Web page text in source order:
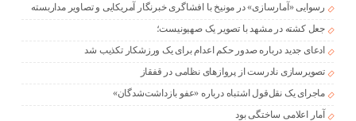
رسوایی «آمارسازی» در مونیخ با افشاگری خبرنگار آمریکایی و تصاویر مداربسته
جعل کشته در مشهد با تصویر یک صهیونیست؛
ادعای جدید درباره صدور حکم اعدام برای یک ورزشکار تکذیب شد
تصویرسازی نادرست از پروازهای نظامی در قفقاز
ماجرای یک نقل‌قول اشتباه درباره «عفو بازداشت‌شدگان»
آمار اعلامی ساختگی بود